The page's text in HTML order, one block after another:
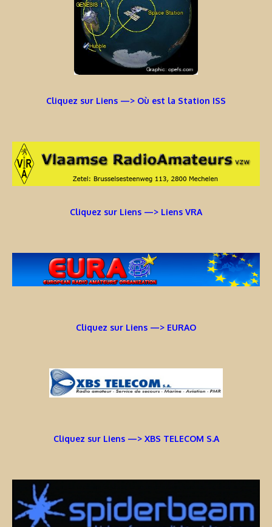
Cliquez sur Liens —> Où est la Station ISS
Cliquez sur Liens —> Liens VRA
Cliquez sur Liens —> EURAO
Cliquez sur Liens —> XBS TELECOM S.A